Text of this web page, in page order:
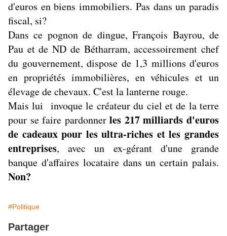
d'euros en biens immobiliers. Pas dans un paradis
fiscal, si?
Dans ce pognon de dingue, François Bayrou, de
Pau et de ND de Bétharram, accessoirement chef
du gouvernement, dispose de 1,3 millions d'euros
en propriétés immobilières, en véhicules et un
élevage de chevaux. C'est la lanterne rouge.
Mais lui invoque le créateur du ciel et de la terre
pour se faire pardonnerles 217 milliards d'euros
de cadeaux pour les ultra-riches et les grandes
entreprises, avec un ex-gérant d'une grande
banque d'affaires locataire dans un certain palais.
Non?
#Politique
Partager